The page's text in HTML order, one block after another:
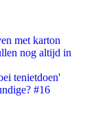
met karton
nog altijd in
tenietdoen'
#16